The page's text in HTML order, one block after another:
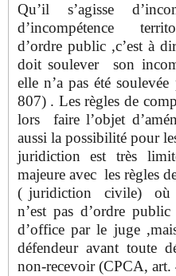
Qu’il s’agisse
d’incompétence
d’ordre public ,c’est à
doit soulever son
elle n’a pas été
807) . Les règles de
lors faire l’objet
aussi la possibilité pour
juridiction est très
majeure avec les règles
( juridiction civile) où
n’est pas d’ordre
d’office par le juge
défendeur avant toute
non-recevoir (CPCA,